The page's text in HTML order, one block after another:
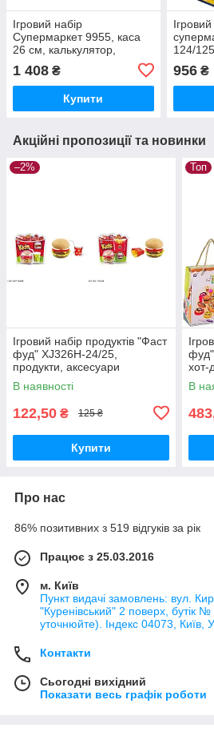
Ігровий набір
Супермаркет 9955, каса
26 см, калькулятор,
сканер, візок, звук, світло,
продукти
1 408 ₴
Купити
124/
956₴
Акційні пропозиції та новинки
–2%
Ігровий набір продуктів "Фаст
фуд" XJ326H-24/25,
продукти, аксесуари
В наявності
122,50 ₴ 125 ₴
Купити
Топ
фуд"
хот-
В
Про нас
86% позитивних з 519 відгуків за рік
Працює з 25.03.2016
м. Київ
Пункт видачі замовлень: вул.
"Куренівський" 2 поверх, бутік
уточнюйте). Індекс 04073, Київ,
Контакти
Сьогодні вихідний
Показати весь графік роботи